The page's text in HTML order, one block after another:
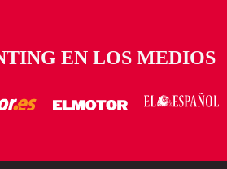
EN LOS MEDIOS